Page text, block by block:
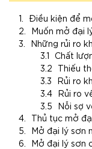
Điều kiện để
Muốn mở đại
Những rủi ro
Chất
Thiếu
Rủi ro
Rủi ro
Nỗi sợ
Thủ tục mở
Mở đại lý sơn
Mở đại lý sơn